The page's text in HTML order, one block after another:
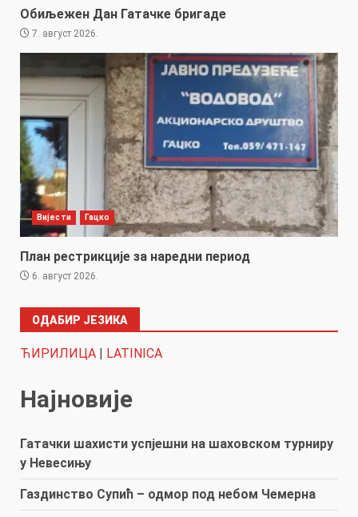
Обиљежен Дан Гатачке бригаде
7. август 2026.
Вијести Гацко
План рестрикције за наредни период
6. август 2026.
ОДАБИР ЈЕЗИКА
ЋИРИЛИЦА LATINICA
Најновије
Гатачки шахисти успјешни на шаховском турниру
у Невесињу
Газдинство Супић – одмор под небом Чемерна